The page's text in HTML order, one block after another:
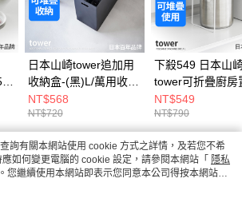
日本山崎tower追加用
收納盒-(黑)L/萬用收納
盒/手把收納盒/儲物盒
NT$568
NT$720
下殺549 日本山
tower可折疊廚房
架-L(白)/廚房置
可堆疊收納架/水
收納
NT$549
NT$790
詢有關本網站使用 cookie 方式之詳情，及若您不希
如何變更電腦的 cookie 設定，請參閱本網站「 隱私
您繼續使用本網站即表示您同意本公司得按本網站使
cookie。